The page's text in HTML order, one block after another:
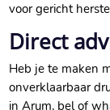
voor gericht
Direct
Heb je te maken
onverklaarbaar
in Arum, bel of